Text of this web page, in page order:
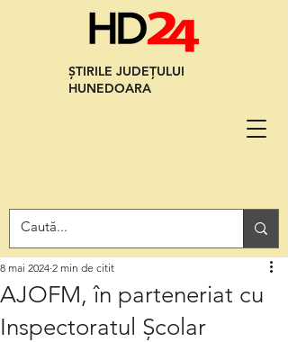
ȘTIRILE JUDEȚULUI
HUNEDOARA
AJOFM, în parteneriat cu
Inspectoratul Școlar
8 mai 2024 2 min de citit